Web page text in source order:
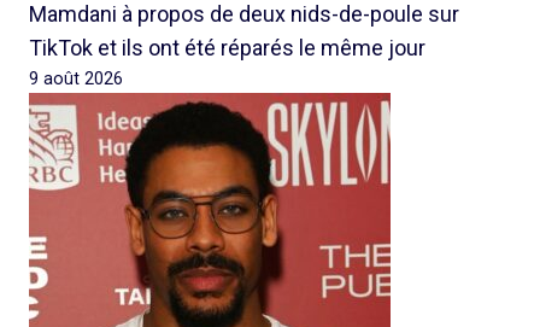
Mamdani à propos de deux nids-de-poule sur
TikTok et ils ont été réparés le même jour
9 août 2026